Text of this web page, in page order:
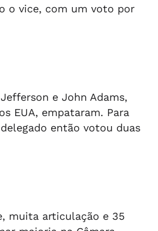
o vice, com um voto por
e John Adams,
EUA, empataram. Para
então votou duas
muita articulação e 35